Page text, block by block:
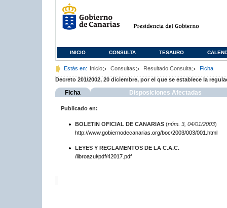
INICIO CONSULTA TESAURO
Estás en: Inicio Consultas Resultado Consulta
Ficha
Decreto 201/2002, 20 diciembre, por el que se establece la
Ficha Disposiciones Afectadas
Publicado en:
BOLETIN OFICIAL DE CANARIAS(núm. 3, 04/01/2003)
http://www.gobiernodecanarias.org/boc/2003/003/001.html
LEYES Y REGLAMENTOS DE LA C.A.C.
/libroazul/pdf/42017.pdf